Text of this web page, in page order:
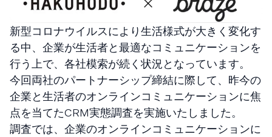
新型コロナウイルスにより生活様式が大きく変化す
る中、企業が生活者と最適なコミュニケーションを
行う上で、各社模索が続く状況となっています。
今回両社のパートナーシップ締結に際して、昨今の
企業と生活者のオンラインコミュニケーションに焦
点を当てたCRM実態調査を実施いたしました。
調査では、企業のオンラインコミュニケーションに